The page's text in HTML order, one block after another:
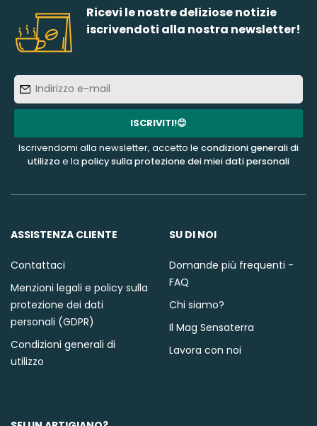
Ricevi le nostre deliziose notizie
iscrivendoti alla nostra newsletter!
e-
mail
ISCRIVITI!😊
Iscrivendomi alla newsletter, accetto le condizioni generali di
utilizzoe la policy sulla protezione dei miei dati personali
ASSISTENZA CLIENTE
Contattaci
Menzioni legali e policy sulla
protezione dei dati
personali (GDPR)
Condizioni generali di
utilizzo
SU DI NOI
Domande più frequenti -
FAQ
Chi siamo?
Il Mag Sensaterra
Lavora con noi